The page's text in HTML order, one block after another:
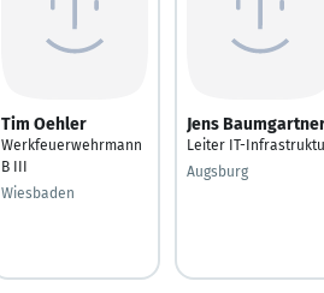
Tim Oehler
Werkfeuerwehrmann
B III
Wiesbaden
Jens
Leiter IT-
Augsburg